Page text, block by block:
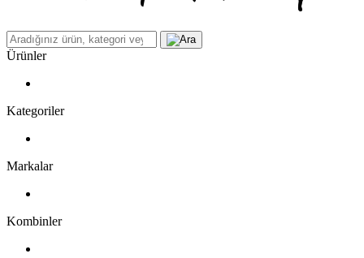
Ürünler
Kategoriler
Markalar
Kombinler